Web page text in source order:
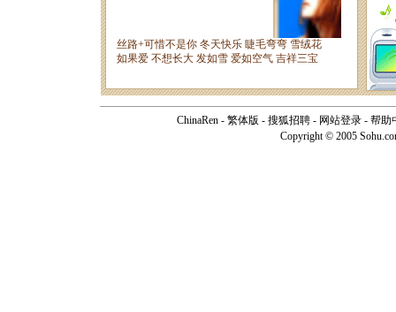
ChinaRen - 繁体版 - 搜狐招聘 - 网站登录 - 帮助
Copyright © 2005